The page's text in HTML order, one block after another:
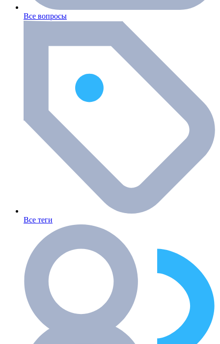
Все вопросы
Все теги